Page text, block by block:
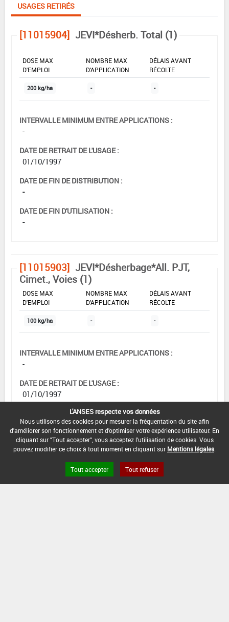
USAGES RETIRÉS
[11015904] JEVI*Désherb. Total (1)
DOSE MAX
D'EMPLOI
NOMBRE MAX
D'APPLICATION
DÉLAIS AVANT
RÉCOLTE
200 kg/ha - -
INTERVALLE MINIMUM ENTRE APPLICATIONS :
-
DATE DE RETRAIT DE L'USAGE :
01/10/1997
DATE DE FIN DE DISTRIBUTION :
-
DATE DE FIN D'UTILISATION :
-
[11015903] JEVI*Désherbage*All. PJT,
Cimet., Voies (1)
DOSE MAX
D'EMPLOI
NOMBRE MAX
D'APPLICATION
DÉLAIS AVANT
RÉCOLTE
100 kg/ha - -
INTERVALLE MINIMUM ENTRE APPLICATIONS :
-
DATE DE RETRAIT DE L'USAGE :
01/10/1997
DATE DE FIN DE DISTRIBUTION :
-
DATE DE FIN D'UTILISATION :
-
L'ANSES respecte vos données
Nous utilisons des cookies pour mesurer la fréquentation du site afin
d'améliorer son fonctionnement et d'optimiser votre expérience utilisateur. En
cliquant sur "Tout accepter", vous acceptez l'utilisation de cookies. Vous
pouvez modifier ce choix à tout moment en cliquant sur Mentions légales
Tout accepter Tout refuser